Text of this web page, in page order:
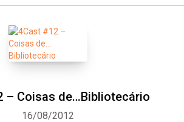
– Coisas de…Bibliotecário
16/08/2012